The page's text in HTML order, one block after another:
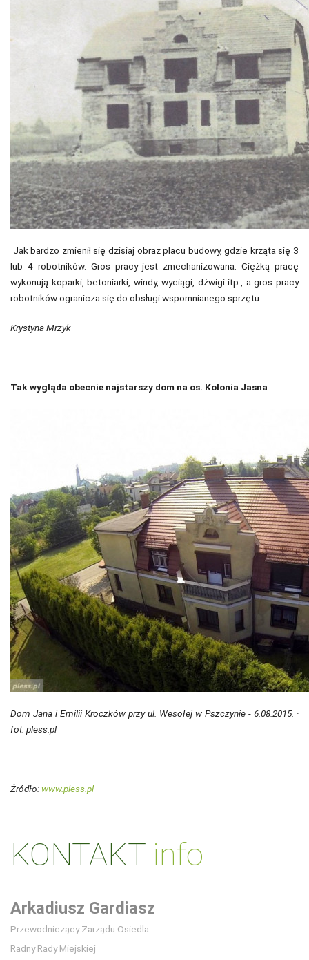
Jak bardzo zmienił się dzisiaj obraz placu budowy, gdzie krząta się 3
lub 4 robotników. Gros pracy jest zmechanizowana. Ciężką pracę
wykonują koparki, betoniarki, windy, wyciągi, dźwigi itp., a gros pracy
robotników ogranicza się do obsługi wspomnianego sprzętu.
Krystyna Mrzyk
Tak wygląda obecnie najstarszy dom na os. Kolonia Jasna
Dom Jana i Emilii Kroczków przy ul. Wesołej w Pszczynie - 6.08.2015. ·
fot. pless.pl
Źródło: www.pless.pl
KONTAKT info
Arkadiusz Gardiasz
Przewodniczący Zarządu Osiedla
Radny Rady Miejskiej